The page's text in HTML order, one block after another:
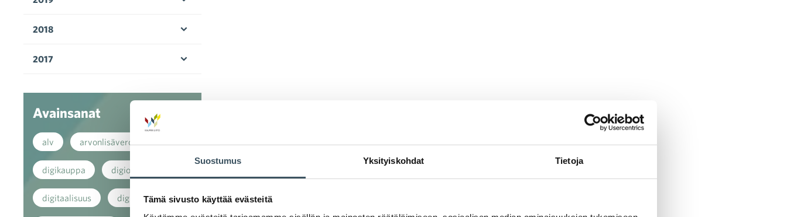
Suostumus Yksityiskohdat Tietoja
Tämä sivusto käyttää evästeitä
2018
2017
Avainsanat
alv arvonlisävero
digikauppa digiostaminen
digitaalisuus digitalisaatio